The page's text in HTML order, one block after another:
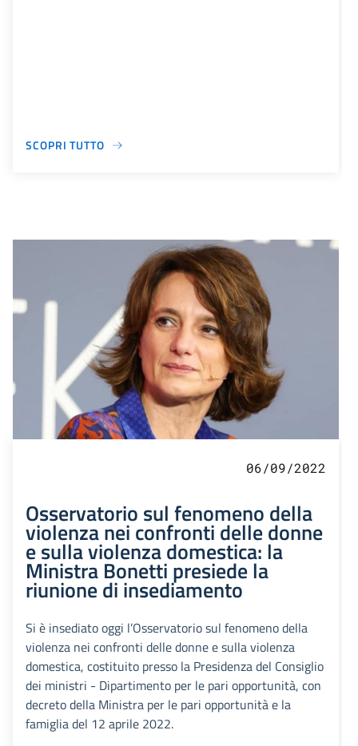
SCOPRI TUTTO
06/09/2022
Osservatorio sul fenomeno della
violenza nei confronti delle donne
e sulla violenza domestica: la
Ministra Bonetti presiede la
riunione di insediamento
Si è insediato oggi l’Osservatorio sul fenomeno della
violenza nei confronti delle donne e sulla violenza
domestica, costituito presso la Presidenza del Consiglio
dei ministri - Dipartimento per le pari opportunità, con
decreto della Ministra per le pari opportunità e la
famiglia del 12 aprile 2022.